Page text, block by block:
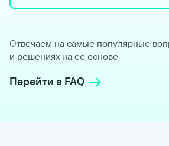
Отвечаем на самые популярные
и решениях на ее основе
Перейти в FAQ